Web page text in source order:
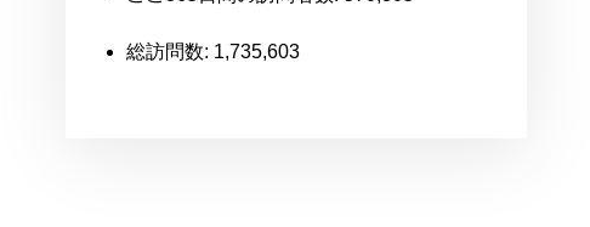
総訪問数: 1,735,603